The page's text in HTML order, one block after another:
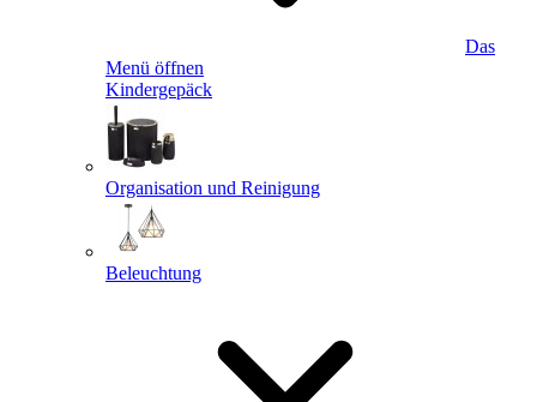
Das
Menü öffnen
Kindergepäck
Organisation und Reinigung
Beleuchtung